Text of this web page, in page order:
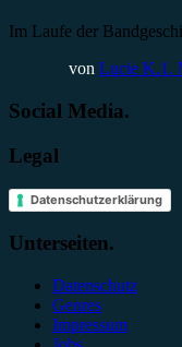
Im Laufe der
von Lucie K.1.
Social Media.
Legal
Datenschutzerklärung
Unterseiten.
Datenschutz
Genres
Impressum